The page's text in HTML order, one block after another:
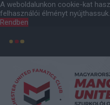
A weboldalunkon cookie-kat
felhasználói élményt nyújthassuk.
Rendben